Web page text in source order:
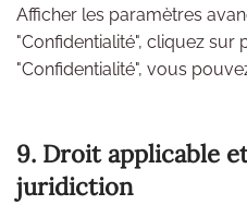
Afficher les paramètres
"Confidentialité", cliquez sur
"Confidentialité", vous
9. Droit applicable
juridiction